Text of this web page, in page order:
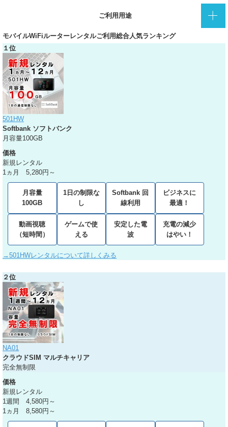
ご利用用途
モバイルWiFiルーターレンタルご利用総合人気ランキング
１位
501HW
Softbank ソフトバンク
月容量100GB
価格
新規レンタル
1ヵ月 5,280円～
月容量
100GB
1日の制限な
し
Softbank 回
線利用
ビジネスに
最適！
動画視聴
（短時間）
ゲームで使
える
安定した電
波
充電の減少
はやい！
→501HWレンタルについて詳しくみる
２位
NA01
クラウドSIM マルチキャリア
完全無制限
価格
新規レンタル
1週間 4,580円～
1ヵ月 8,580円～